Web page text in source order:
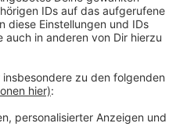
aus Mesum
Remigianum aus
tragen das Prädikat
für nachhaltige
gehören, waren 2024